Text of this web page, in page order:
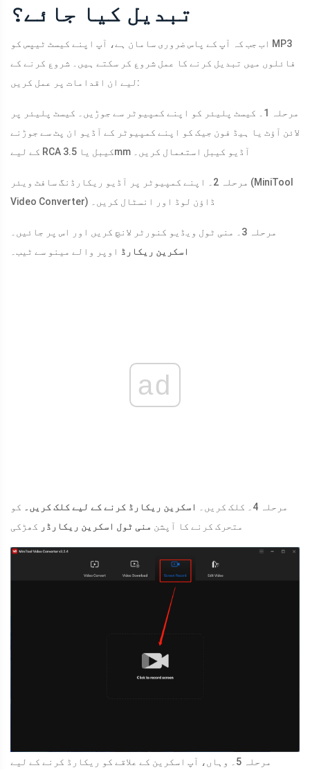
تبدیل کیا جائے؟
اب جب کہ آپ کے پاس ضروری سامان ہے، آپ اپنے کیسٹ ٹیپس کو MP3
فائلوں میں تبدیل کرنے کا عمل شروع کر سکتے ہیں۔ شروع کرنے کے
لیے ان اقدامات پر عمل کریں:
مرحلہ 1۔ کیسٹ پلیئر کو اپنے کمپیوٹر سے جوڑیں۔ کیسٹ پلیئر پر
لائن آؤٹ یا ہیڈ فون جیک کو اپنے کمپیوٹر کے آڈیو ان پٹ سے جوڑنے
کے لیے RCA کیبل یا 3.5mm آڈیو کیبل استعمال کریں۔
مرحلہ 2۔ اپنے کمپیوٹر پر آڈیو ریکارڈنگ سافٹ ویئر (MiniTool
Video Converter) ڈاؤن لوڈ اور انسٹال کریں۔
مرحلہ 3۔ منی ٹول ویڈیو کنورٹر لانچ کریں اور اس پر جائیں۔
اسکرین ریکارڈ اوپر والے مینو سے ٹیب۔
ad
مرحلہ 4۔ کلک کریں۔ اسکرین ریکارڈ کرنے کے لیے کلک کریں۔ کو
متحرک کرنے کا آپشن منی ٹول اسکرین ریکارڈر کھڑکی
مرحلہ 5۔ وہاں، آپ اسکرین کے علاقے کو ریکارڈ کرنے کے لیے